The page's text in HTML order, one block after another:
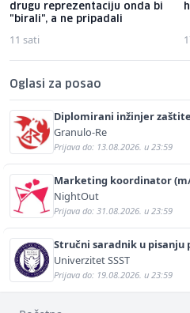
drugu reprezentaciju onda bi
"birali", a ne pripadali
11 sati
Oglasi za posao
Diplomirani inžinjer
sigurnosti i pomoći (m/ž)
Granulo-Re
Prijava do: 13.08.2026. u 23:59
Marketing koordinator
NightOut
Prijava do: 31.08.2026. u 23:59
Stručni saradnik u pisanju
Univerzitet SSST
Prijava do: 19.08.2026. u 23:59